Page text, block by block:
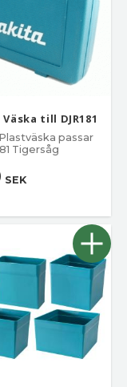
till DJR181
passar
Tigersåg
SEK